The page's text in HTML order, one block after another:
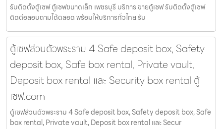
รับติดตั้งตู้เซฟ ตู้เซฟขนาดเล็ก เพชรบุรี บริการ ขายตู้เซฟ รับติดตั้งตู้เซฟ
ติดต่อสอบถามได้ตลอด พร้อมให้บริการทั่วไทย รับ
ตู้เซฟส่วนตัวพระราม 4 Safe deposit box, Safety
deposit box, Safe box rental, Private vault,
Deposit box rental และ Security box rental ตู้
เซฟ.com
ตู้เซฟส่วนตัวพระราม 4 Safe deposit box, Safety deposit box, Safe
box rental, Private vault, Deposit box rental และ Secur